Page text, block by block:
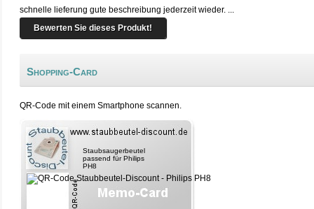
schnelle lieferung gute beschreibung jederzeit wieder. ...
Bewerten Sie dieses Produkt!
Shopping-Card
QR-Code mit einem Smartphone scannen.
Staubsaugerbeutel
passend für Philips
PH8